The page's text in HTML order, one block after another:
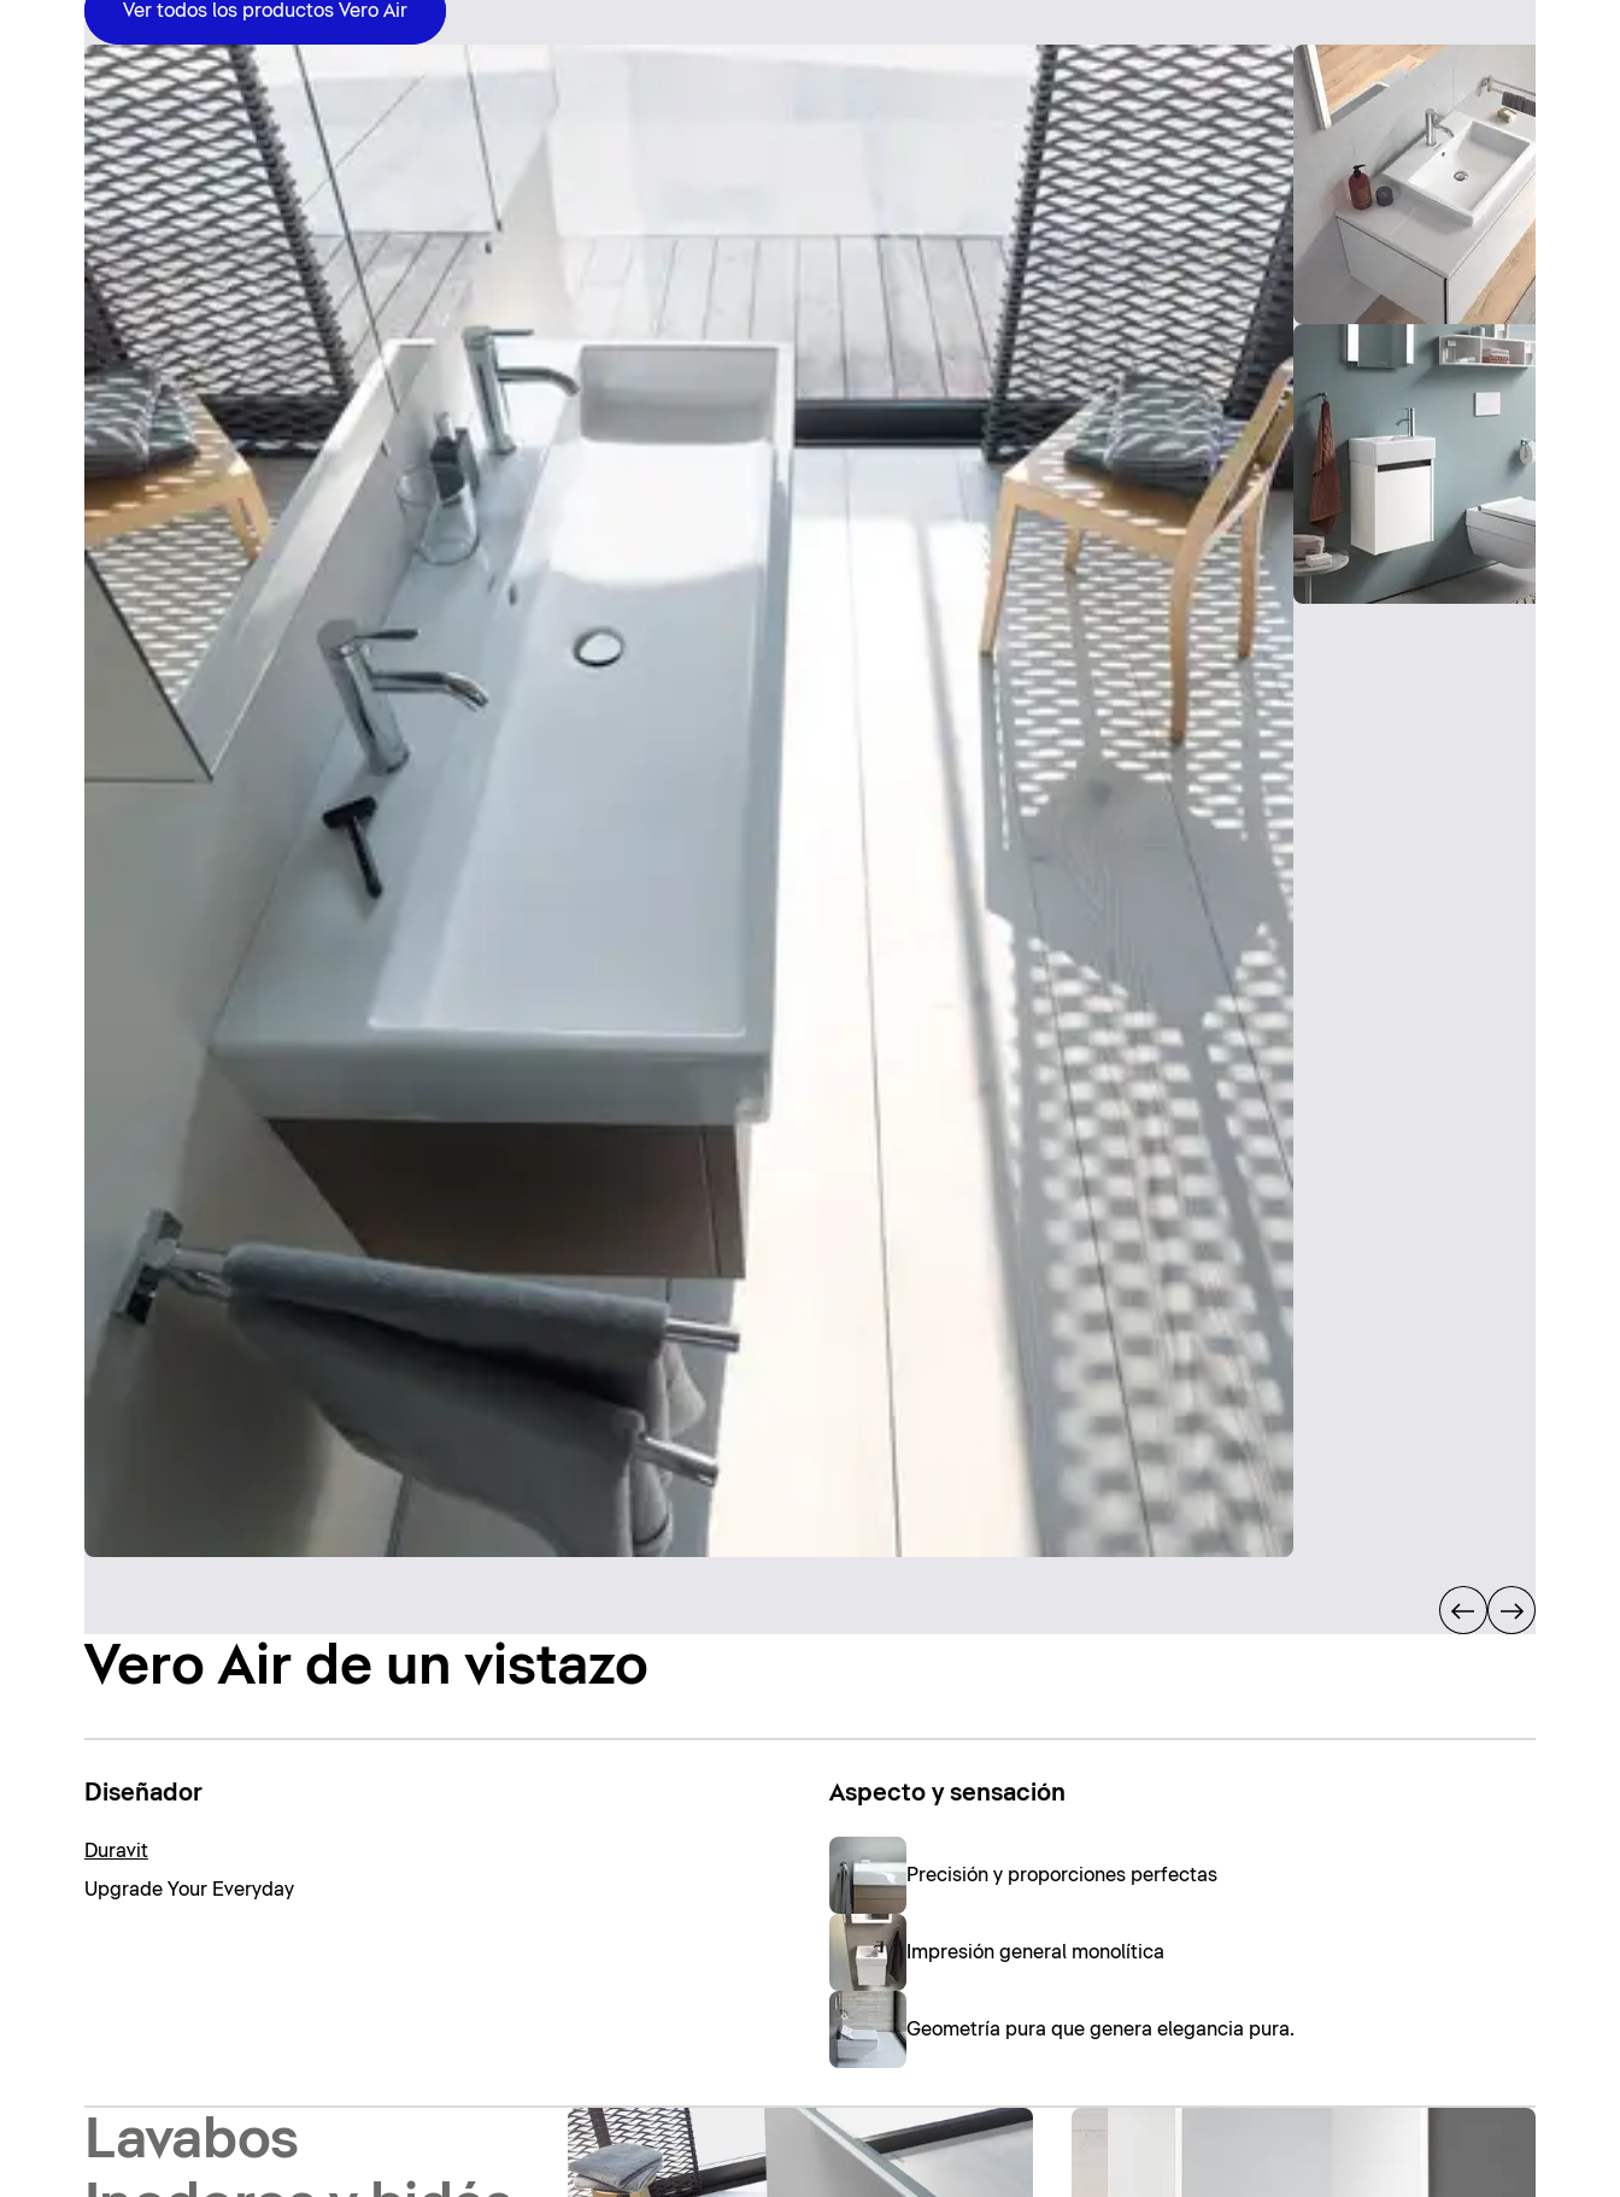
Ver todos los productos Vero Air
Vero Air de un vistazo
Diseñador
Duravit
Upgrade Your Everyday
Aspecto y sensación
Precisión y proporciones perfectas
Impresión general monolítica
Geometría pura que genera elegancia pura.
Lavabos